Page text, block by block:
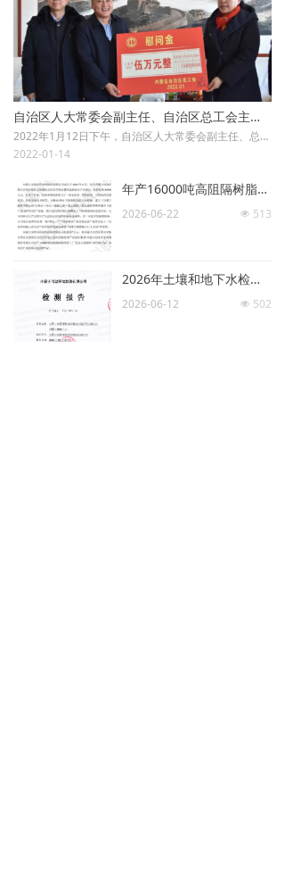
自治区人大常委会副主任、自治区总工会主席和彦苓莅临公司开展“致敬劳动 情系职工”送温暖慰问活动
2022年1月12日下午，自治区人大常委会副主任、总工会主席和彦苓莅临公司开展“致敬劳动 情系职工”送温暖慰问活动，为我公司送来党和政府以及工会组织的关怀和关爱。自治区人大常委会机关社会建设处副处长范新勇，自治区总工会二级巡视员王俊、法律工作部二级调研员钥苏拉图，市人大常委会副主任、总工会主席赵飞录，市总工会党组书记、常务副主席孙志刚，旗总工会、园区相关领导陪同慰问。
2022-01-14
年产16000吨高阻隔树脂项目环境影响评价第三次公示
넶 513
2026-06-22
2026年土壤和地下水检测报告公示
넶 502
2026-06-12